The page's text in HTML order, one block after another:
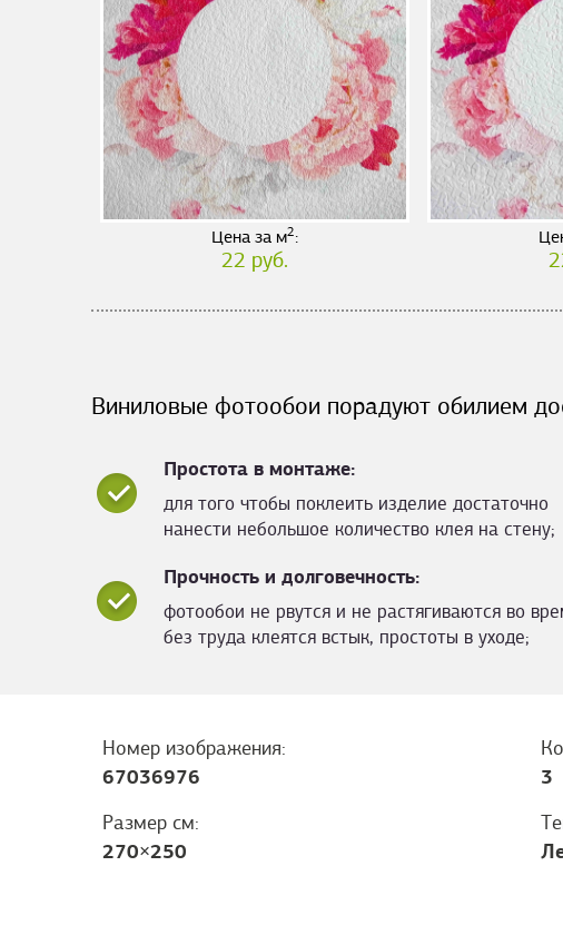
Цена за м2:
22 руб.
Виниловые фотообои порадуют обилием
Простота в монтаже:
для того чтобы поклеить изделие достаточно
нанести небольшое количество клея на стену;
Прочность и долговечность:
фотообои не рвутся и не растягиваются во
без труда клеятся встык, простоты в уходе;
Номер изображения:
67036976 3
Размер см:
270×250